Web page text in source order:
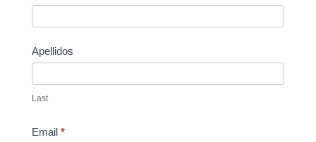
Apellidos
Last
Email *